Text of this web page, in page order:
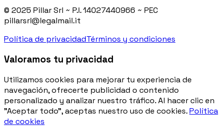
© 2025 Pillar Srl ~ P.I. 14027440966 ~ PEC
pillarsrl@legalmail.it
Política de privacidadTérminos y condiciones
Valoramos tu privacidad
Utilizamos cookies para mejorar tu experiencia de
navegación, ofrecerte publicidad o contenido
personalizado y analizar nuestro tráfico. Al hacer clic en
"Aceptar todo", aceptas nuestro uso de cookies.Política
de cookies